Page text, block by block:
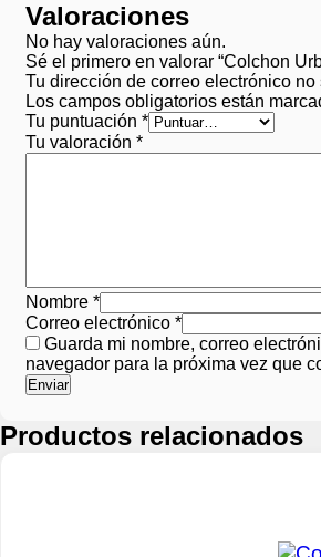
Valoraciones
No hay valoraciones aún.
Sé el primero en valorar “Colchon
Tu dirección de correo electrónico no
Los campos obligatorios están
Tu puntuación *
Tu valoración *
Nombre *
Correo electrónico *
Guarda mi nombre, correo
navegador para la próxima vez que
Productos relacionados